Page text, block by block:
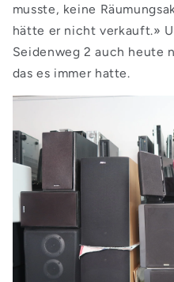
musste, keine
hätte er nicht verkauft.»
Seidenweg 2 auch heute
das es immer hatte.